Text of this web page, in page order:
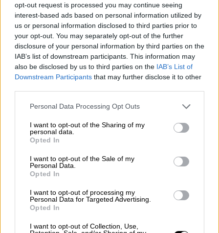
opt-out request is processed you may continue seeing
interest-based ads based on personal information utilized by
us or personal information disclosed to third parties prior to
your opt-out. You may separately opt-out of the further
disclosure of your personal information by third parties on the
IAB’s list of downstream participants. This information may
also be disclosed by us to third parties on the IAB’s List of
Downstream Participants that may further disclose it to other
Please note that this website/app uses one or more Google
not limited to your visit or usage behaviour. You may click to
grant or deny consent to Google and its third-party tags to
use your data for below specified purposes in below Google
consent section.
Personal Data Processing Opt Outs
I want to opt-out of the Sharing of my
personal data.
Opted In
I want to opt-out of the Sale of my
Personal Data.
Opted In
I want to opt-out of processing my
Personal Data for Targeted Advertising.
Opted In
I want to opt-out of Collection, Use,
Πολλές καταθέσεις ανθρώπων, που
δηλώνουν αυτόπτες μάρτυρες υποστηρίζουν
ότι η οικογένεια ήταν μαζί με το 5 μηνών
μωρό για πολλές ώρες, σεσυνθήκες
καύσωνα.
«Το ζευγάρι ήταν στη θάλασσα αρχικά και
μετά πήγαν το παιδάκι στο αυτοκίνητογιατί
γκρίνιαζε. Το μωρό βρέθηκε στο αυτοκίνητο
αυτοκίνητο, είχε πολλή ζέστη, πύρωσε μέσα
το αυτοκίνητο και έγινε ό,τι έγινε».
Ανάλογη περιγραφή δίνει στο MEGA και ένας
φίλος του ζευγαριού. «Είχαν πάει για μπάνιο
και οι δύο, το πήρε ο ύπνος, τον βάλανε μέσα
στο αμάξι».
Σύμφωνα με στοιχεία που έχει